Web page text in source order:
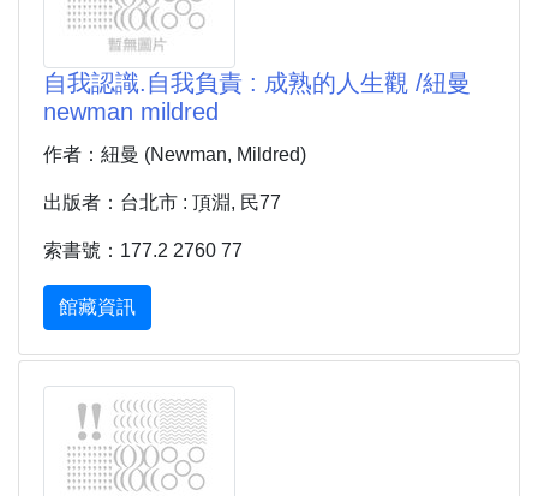
自我認識.自我負責 : 成熟的人生觀 /紐曼
newman mildred
作者：紐曼 (Newman, Mildred)
出版者：台北市 : 頂淵, 民77
索書號：177.2 2760 77
館藏資訊